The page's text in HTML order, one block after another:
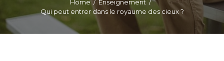
Home
Enseignement
Qui peut entrer dans le royaume des cieux ?